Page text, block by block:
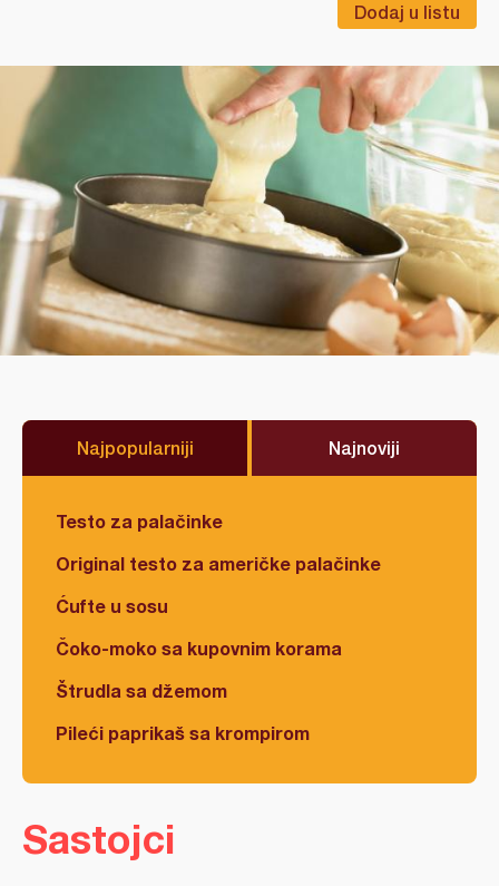
Dodaj u listu
Najpopularniji Najnoviji
Testo za palačinke
Original testo za američke palačinke
Ćufte u sosu
Čoko-moko sa kupovnim korama
Štrudla sa džemom
Pileći paprikaš sa krompirom
Sastojci